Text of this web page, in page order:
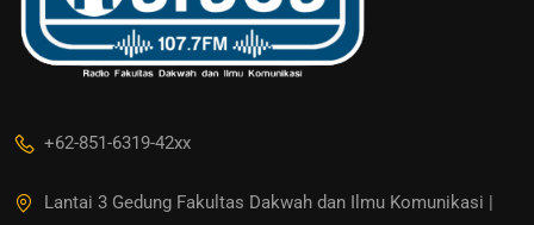
+62-851-6319-42xx
Lantai 3 Gedung Fakultas Dakwah dan Ilmu Komunikasi |